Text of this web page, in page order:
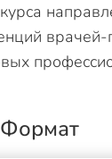
врачей-
Формат